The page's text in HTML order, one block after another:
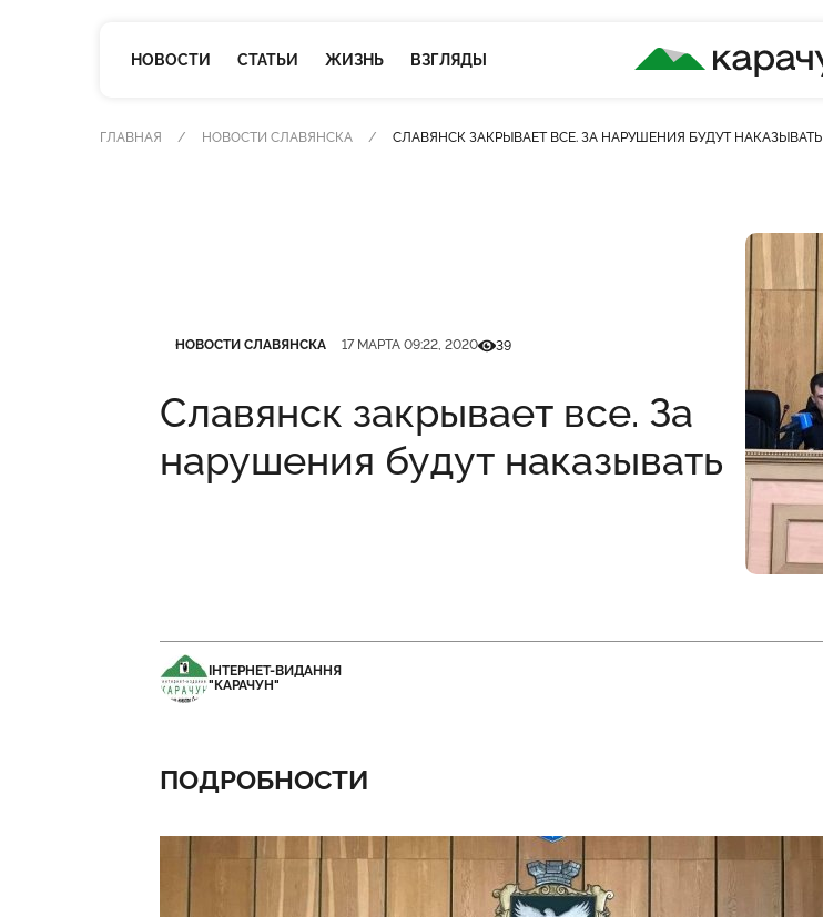
НОВОСТИ СТАТЬИ ЖИЗНЬ ВЗГЛЯДЫ
КАРАЧУН
ГЛАВНАЯ НОВОСТИ СЛАВЯНСКА СЛАВЯНСК ЗАКРЫВАЕТ ВСЕ. ЗА НАРУШЕНИЯ БУДУТ НАКАЗЫВАТЬ
НОВОСТИ СЛАВЯНСКА 17 МАРТА 09:22, 2020Кількість переглядів
39
Славянск закрывает все. За
нарушения будут наказывать
ІНТЕРНЕТ-ВИДАННЯ
"КАРАЧУН"
ПОДРОБНОСТИ